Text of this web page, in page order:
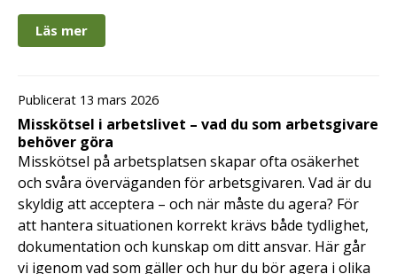
Läs mer
Publicerat 13 mars 2026
Misskötsel i arbetslivet – vad du som arbetsgivare
behöver göra
Misskötsel på arbetsplatsen skapar ofta osäkerhet
och svåra överväganden för arbetsgivaren. Vad är du
skyldig att acceptera – och när måste du agera? För
att hantera situationen korrekt krävs både tydlighet,
dokumentation och kunskap om ditt ansvar. Här går
vi igenom vad som gäller och hur du bör agera i olika